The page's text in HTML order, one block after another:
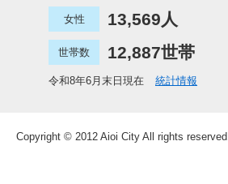
女性 13,569人
世帯数 12,887世帯
令和8年6月末日現在 統計情報
Copyright © 2012 Aioi City All rights reserved.